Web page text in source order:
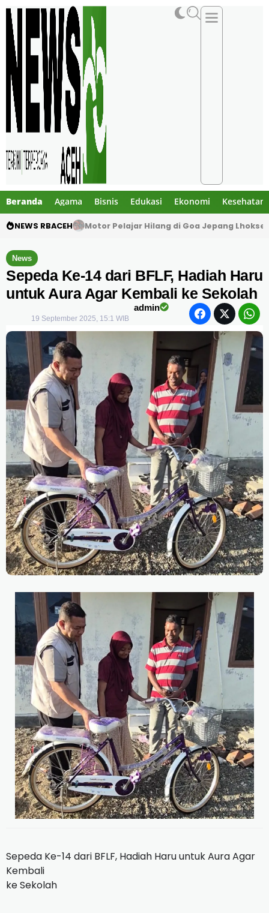
Beranda Agama Bisnis Edukasi Ekonomi Kesehatan
NEWS RBACEH Mengaku Polisi, Tiga Pria Diduga Culik
News
Sepeda Ke-14 dari BFLF, Hadiah Haru
untuk Aura Agar Kembali ke Sekolah
admin
19 September 2025, 15:1 WIB
Sepeda Ke-14 dari BFLF, Hadiah Haru untuk Aura Agar
Kembali
ke Sekolah